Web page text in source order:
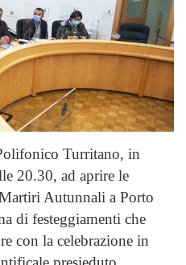
Turritano, in
20.30, ad aprire le
Autunnali a Porto
di festeggiamenti che
con la celebrazione in